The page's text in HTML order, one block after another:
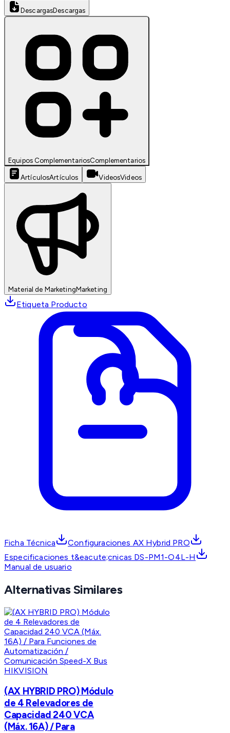
DescargasDescargas
Equipos ComplementariosComplementarios
ArtículosArtículos VideosVideos
Material de MarketingMarketing
Etiqueta Producto
Ficha Técnica
Configuraciones AX Hybrid PRO
Especificaciones t&eacute;cnicas DS-PM1-O4L-H
Manual de usuario
Alternativas Similares
HIKVISION
(AX HYBRID PRO) Módulo
de 4 Relevadores de
Capacidad 240 VCA
(Máx. 16A) / Para